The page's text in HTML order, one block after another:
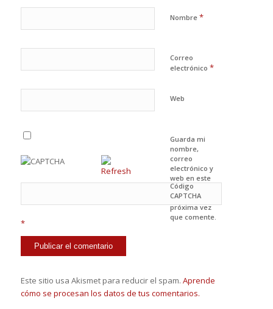
Nombre *
Correo
electrónico *
Web
Guarda mi
nombre,
correo
electrónico y
web en este
navegador
para la
próxima vez
que comente.
Código
CAPTCHA
*
Este sitio usa Akismet para reducir el spam. Aprende
cómo se procesan los datos de tus comentarios.